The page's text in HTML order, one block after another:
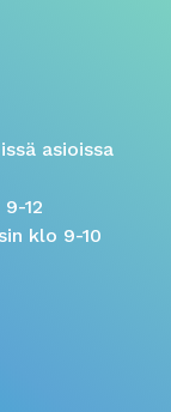
asioissa
12
klo 9-10